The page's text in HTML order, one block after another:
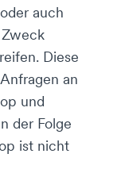
auch
Zweck
Diese
an
und
der Folge
ist nicht